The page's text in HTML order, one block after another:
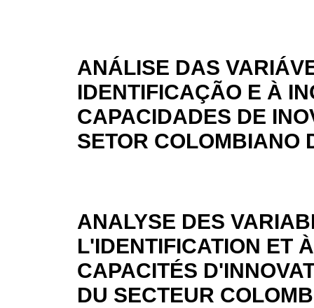
ANÁLISE DAS
IDENTIFICAÇÃO E À
CAPACIDADES DE
SETOR COLOMBIANO
ANALYSE DES
L'IDENTIFICATION ET
CAPACITÉS
DU SECTEUR